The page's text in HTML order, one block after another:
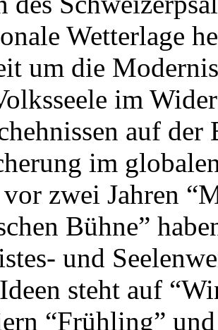
Wetterlage
um die
im
auf
im
zwei Jahren
Bühne”
und
steht auf
“Frühling”